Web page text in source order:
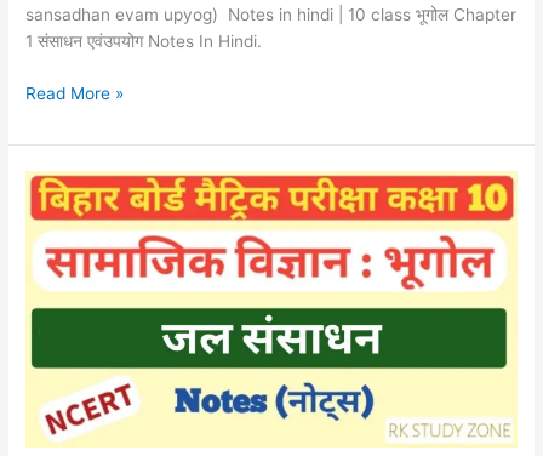
sansadhan evam upyog) Notes in hindi | 10 class भूगोल Chapter
1 संसाधन एवंउपयोग Notes In Hindi.
Jiv
Sansadhan
In
Read More »
जल
संसाधन
कक्षा
भूगोल
नोट्स
Class
Social
Science